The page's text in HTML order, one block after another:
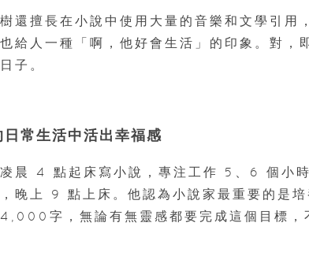
還擅長在小說中使用大量的音樂和文學引用
給人一種「啊，他好會生活」的印象。對，
子。
常生活中活出幸福感
晨 4 點起床寫小說，專注工作 5、6 個小
晚上 9 點上床。他認為小說家最重要的是
字，無論有無靈感都要完成這個目標，